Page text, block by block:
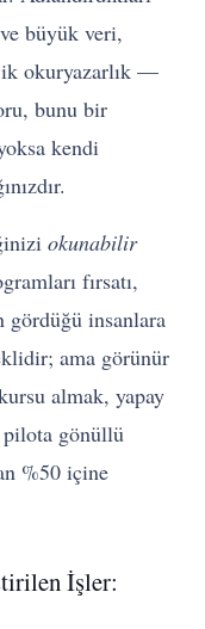
büyük veri,
okuryazarlık —
bunu bir
kendi
okunabilir
fırsatı,
gördüğü insanlara
ama görünür
almak, yapay
gönüllü
%50 içine
İşler: